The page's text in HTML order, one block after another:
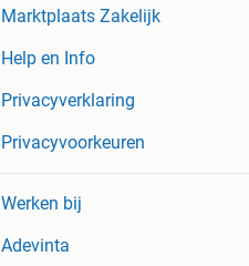
Marktplaats Zakelijk
Help en Info
Privacyverklaring
Privacyvoorkeuren
Werken bij
Adevinta